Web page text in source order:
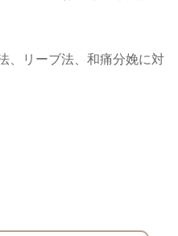
、リーブ法、和痛分娩に対